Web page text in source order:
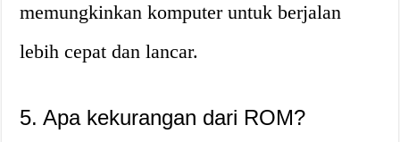
memungkinkan komputer untuk berjalan
lebih cepat dan lancar.
5. Apa kekurangan dari ROM?